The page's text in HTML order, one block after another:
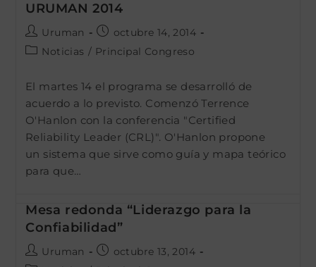
URUMAN 2014
Autor
de
Uruman
Publicación
de
octubre 14, 2014
Categoría
la
entrada:
Noticias / Principal Congreso
El martes 14 el programa se desarrolló de
acuerdo a lo previsto. Comenzó Terrence
O'Hanlon con la conferencia "Certified
Reliability Leader (CRL)". O'Hanlon propone
un sistema que sirve como guía y mapa teórico
para que…
Mesa redonda “Liderazgo para la
Confiabilidad”
AutorUruman
Publicación
octubre 13, 2014